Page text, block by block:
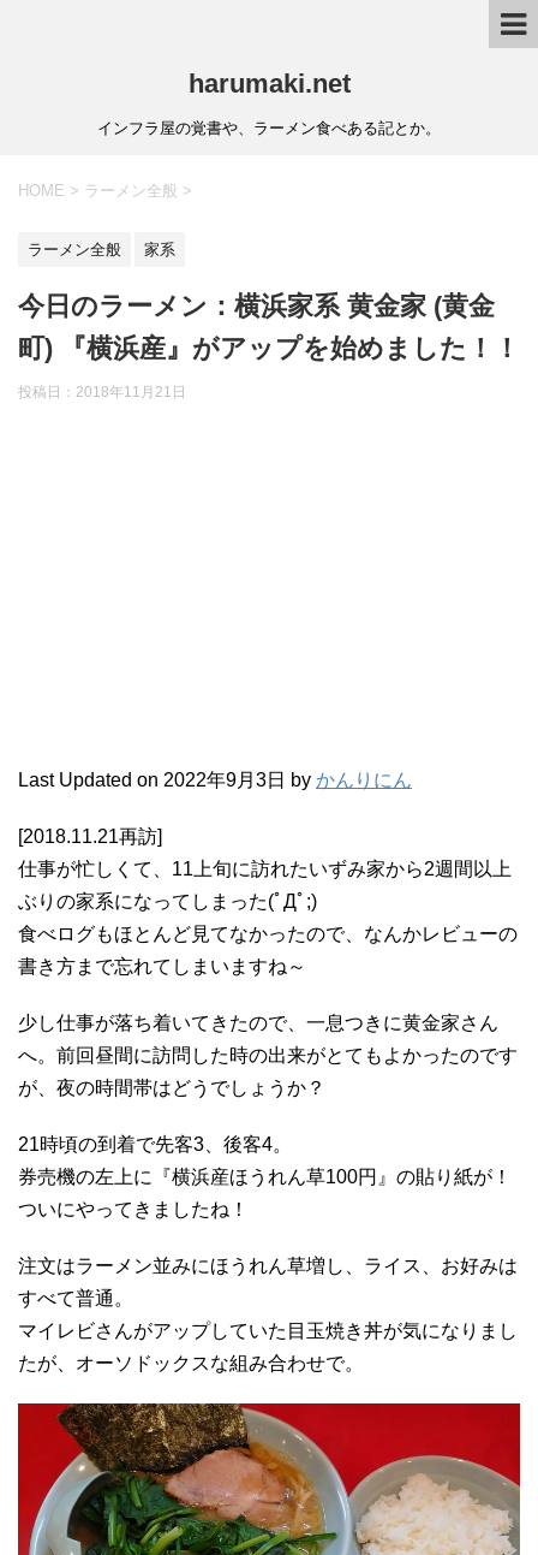
harumaki.net
インフラ屋の覚書や、ラーメン食べある記とか。
HOME > ラーメン全般 >
ラーメン全般 家系
今日のラーメン：横浜家系 黄金家 (黄金
町) 『横浜産』がアップを始めました！！
投稿日：2018年11月21日
Last Updated on 2022年9月3日 by かんりにん
[2018.11.21再訪]
仕事が忙しくて、11上旬に訪れたいずみ家から2週間以上
ぶりの家系になってしまった(ﾟДﾟ;)
食べログもほとんど見てなかったので、なんかレビューの
書き方まで忘れてしまいますね～
少し仕事が落ち着いてきたので、一息つきに黄金家さん
へ。前回昼間に訪問した時の出来がとてもよかったのです
が、夜の時間帯はどうでしょうか？
21時頃の到着で先客3、後客4。
券売機の左上に『横浜産ほうれん草100円』の貼り紙が！
ついにやってきましたね！
注文はラーメン並みにほうれん草増し、ライス、お好みは
すべて普通。
マイレビさんがアップしていた目玉焼き丼が気になりまし
たが、オーソドックスな組み合わせで。